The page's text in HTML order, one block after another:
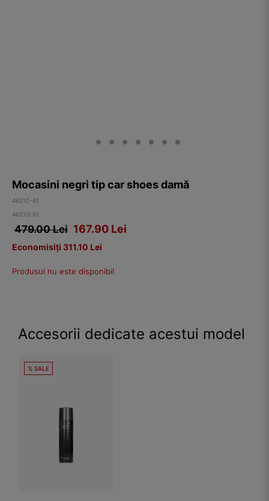
Mocasini negri tip car shoes damă
46210-61
46210-61
479.00 Lei 167.90 Lei
Economisiți 311.10 Lei
Produsul nu este disponibil
Accesorii dedicate acestui model
% SALE